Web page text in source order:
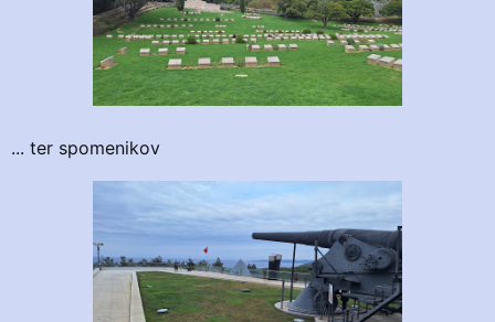
... ter spomenikov